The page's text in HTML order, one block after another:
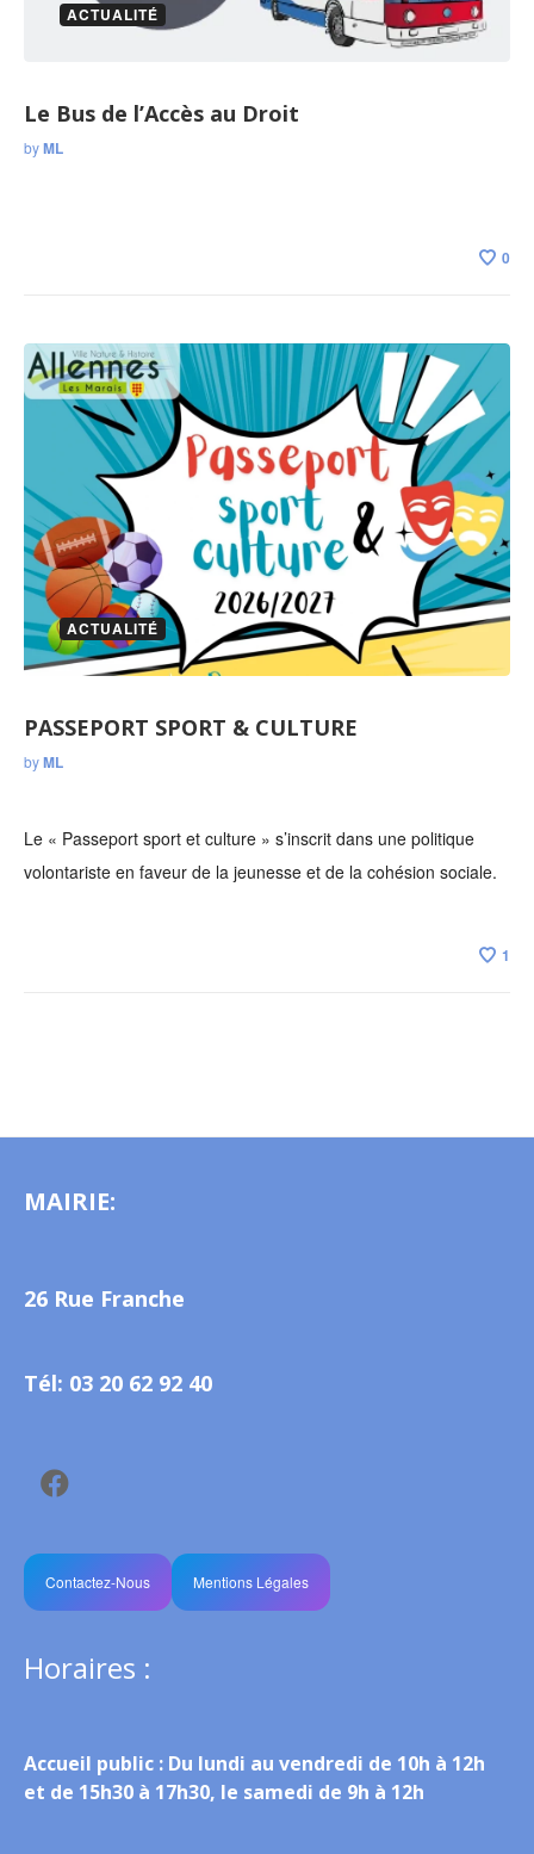
ACTUALITÉ
Le Bus de l’Accès au Droit
byML
0
ACTUALITÉ
PASSEPORT SPORT & CULTURE
byML
Le « Passeport sport et culture » s’inscrit dans une politique
volontariste en faveur de la jeunesse et de la cohésion sociale.
1
MAIRIE:
26 Rue Franche
Tél: 03 20 62 92 40
Contactez-Nous Mentions Légales
Horaires :
Accueil public : Du lundi au vendredi de 10h à 12h
et de 15h30 à 17h30, le samedi de 9h à 12h